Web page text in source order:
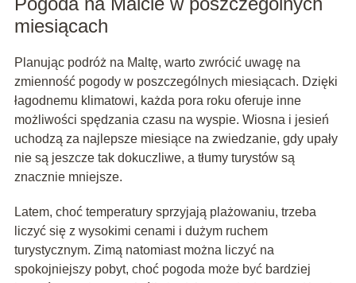
miesiącach
Planując podróż na Maltę, warto zwrócić uwagę na
zmienność pogody w poszczególnych miesiącach. Dzięki
łagodnemu klimatowi, każda pora roku oferuje inne
możliwości spędzania czasu na wyspie. Wiosna i jesień
uchodzą za najlepsze miesiące na zwiedzanie, gdy upały
nie są jeszcze tak dokuczliwe, a tłumy turystów są
znacznie mniejsze.
Latem, choć temperatury sprzyjają plażowaniu, trzeba
liczyć się z wysokimi cenami i dużym ruchem
turystycznym. Zimą natomiast można liczyć na
spokojniejszy pobyt, choć pogoda może być bardziej